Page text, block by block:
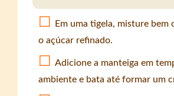
Em uma tigela, misture bem
o açúcar refinado.
Adicione a manteiga em
ambiente e bata até formar um